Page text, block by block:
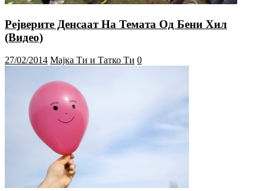
Рејверите Денсаат На Темата Од Бени Хил
(Видео)
27/02/2014 Мајка Ти и Татко Ти 0